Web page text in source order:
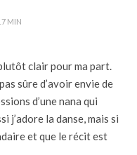
MIN
clair pour ma part.
sûre d’avoir envie de
d’une nana qui
j’adore la danse, mais si
et que le récit est